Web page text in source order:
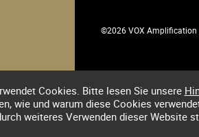
©2026 VOX Amplification
Cookies. Bitte lesen Sie unsere
wie und warum diese Cookies
weiteres Verwenden dieser Website